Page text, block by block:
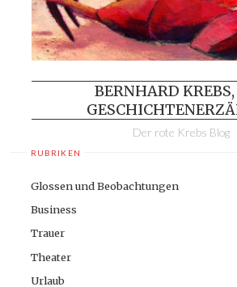
BERNHARD
Der rote Krebs Blog
RUBRIKEN
Glossen und Beobachtungen
Business
Trauer
Theater
Urlaub